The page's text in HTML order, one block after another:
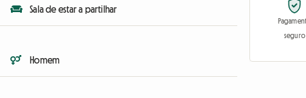
Sala de estar a partilhar
Homem
seguro